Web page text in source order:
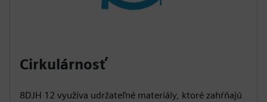
Cirkulárnosť
8DJH 12 využíva udržateľné materiály, ktoré zahŕňajú